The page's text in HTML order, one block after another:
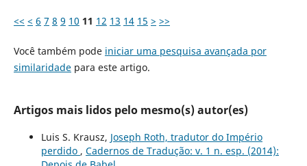
<< < 6 7 8 9 10 11 12 13 14 15 > >>
Você também pode iniciar uma pesquisa avançada por
similaridadepara este artigo.
Artigos mais lidos pelo mesmo(s) autor(es)
Luis S. Krausz, Joseph Roth, tradutor do Império
perdido , Cadernos de Tradução: v. 1 n. esp. (2014):